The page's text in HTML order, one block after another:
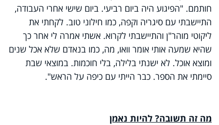
חותמם. "הפיגוע היה ביום רביעי. ביום שישי אחרי העבודה,
התיישבתי עם סיגריה וקפה, כמו חילוני טוב. לקחתי את
ליקוטי מוהר"ן והתיישבתי לקרוא. אשתי אמרה לי אחר כך
שהיא שמעה אותי אומר וואו, מה, כמו בנאדם שלא אכל שנים
ומוצא אוכל. לא ישנתי בלילה, בלי חוכמות. במוצאי שבת
סיימתי את הספר. כבר הייתי עם כיפה על הראש".
מה זה תשובה? להיות נאמן